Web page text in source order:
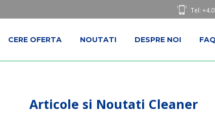
Tel:
CERE OFERTA NOUTATI DESPRE NOI FAQ
Articole si Noutati Cleaner